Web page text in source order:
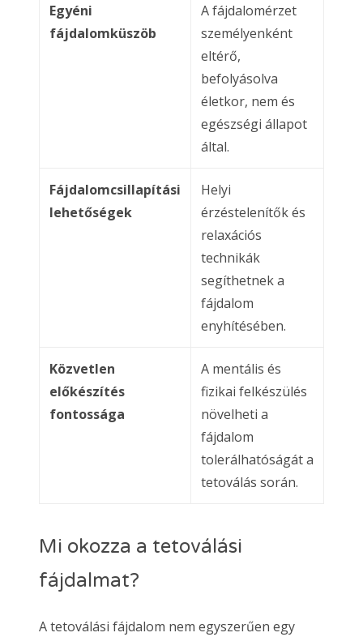
Egyéni
fájdalomküszöb
A fájdalomérzet
személyenként
eltérő,
befolyásolva
életkor, nem és
egészségi állapot
által.
Fájdalomcsillapítási
lehetőségek
Helyi
érzéstelenítők és
relaxációs
technikák
segíthetnek a
fájdalom
enyhítésében.
Közvetlen
előkészítés
fontossága
A mentális és
fizikai felkészülés
növelheti a
fájdalom
tolerálhatóságát a
tetoválás során.
Mi okozza a tetoválási
fájdalmat?
A tetoválási fájdalom nem egyszerűen egy